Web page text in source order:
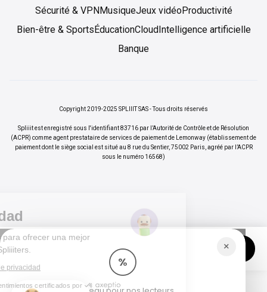
Tu privacidad
Utilizamos cookies para ofrecer una mejor
experiencia a los Spliiiters.
Lee nuestra política de privacidad
Consentimientos certificados por
Sécurité & VPN MusiqueJeux vidéoProductivité
Bien-être & Sports ÉducationCloud Intelligence artificielle
Banque
Copyright 2019-2025 SPLIIIT SAS - Tous droits réservés
Spliiit est enregistré sous l'identifiant 83716 par l’Autorité de Contrôle et de Résolution
(ACPR) comme agent prestataire de services de paiement de Lemonway (établissement de
paiement dont le siège social est situé au 8 rue du Sentier, 75002 Paris, agréé par l’ACPR
sous le numéro 16568)
×
%
Vos abonnements jusqu'à -70% Rejoindre